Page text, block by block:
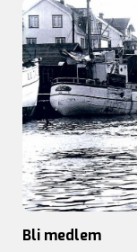
Bli medlem